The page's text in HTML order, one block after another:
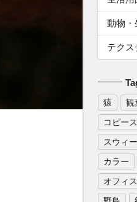
動物・
テクス
猿 観
コピー
スウィ
カラー
オフィ